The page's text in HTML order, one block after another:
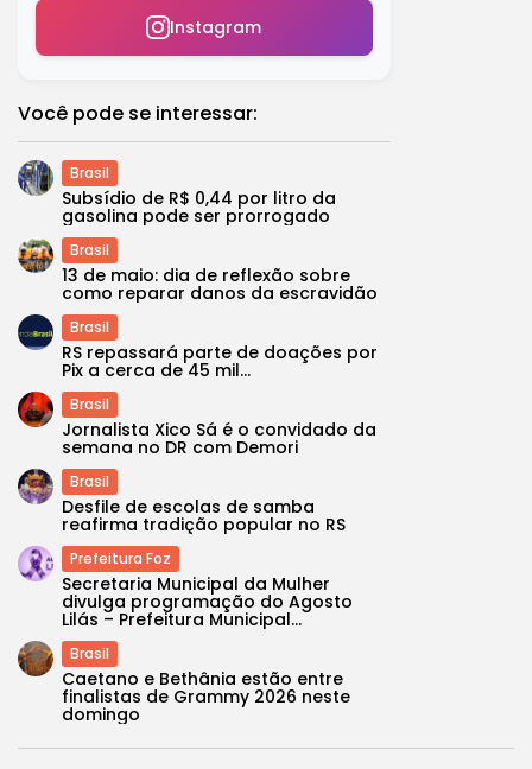
Instagram
Você pode se interessar:
Brasil
Subsídio de R$ 0,44 por litro da
gasolina pode ser prorrogado
Brasil
13 de maio: dia de reflexão sobre
como reparar danos da escravidão
Brasil
RS repassará parte de doações por
Pix a cerca de 45 mil...
Brasil
Jornalista Xico Sá é o convidado da
semana no DR com Demori
Brasil
Desfile de escolas de samba
reafirma tradição popular no RS
Prefeitura Foz
Secretaria Municipal da Mulher
divulga programação do Agosto
Lilás – Prefeitura Municipal...
Brasil
Caetano e Bethânia estão entre
finalistas de Grammy 2026 neste
domingo